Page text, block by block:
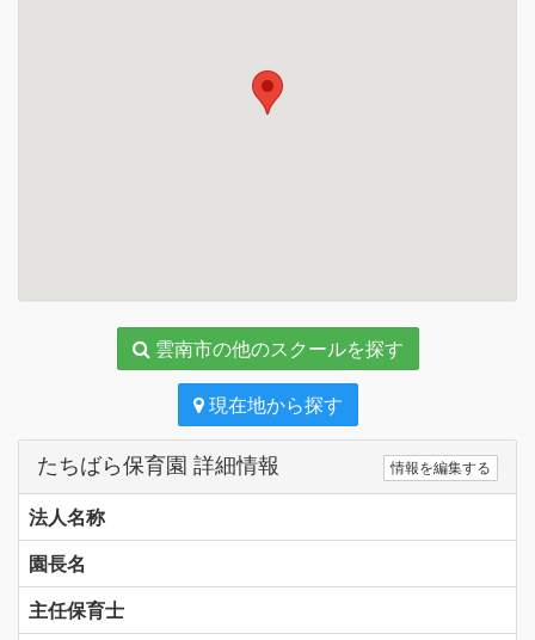
雲南市の他のスクールを探す
現在地から探す
たちばら保育園 詳細情報 情報を編集する
法人名称
園長名
主任保育士